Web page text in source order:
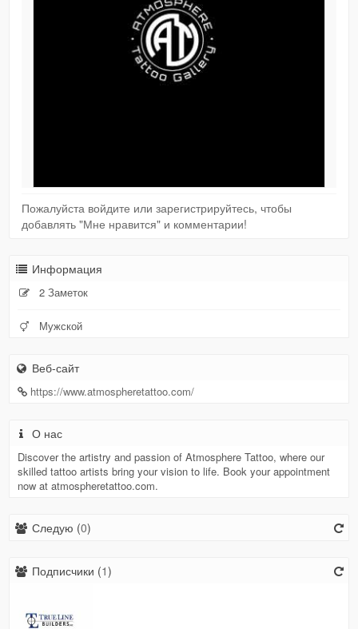
Пожалуйста войдите или зарегистрируйтесь, чтобы
добавлять "Мне нравится" и комментарии!
Информация
2 Заметок
Мужской
Веб-сайт
https://www.atmospheretattoo.com/
О нас
Discover the artistry and passion of Atmosphere Tattoo, where our
skilled tattoo artists bring your vision to life. Book your appointment
now at atmospheretattoo.com.
Следую (0)
Подписчики (1)